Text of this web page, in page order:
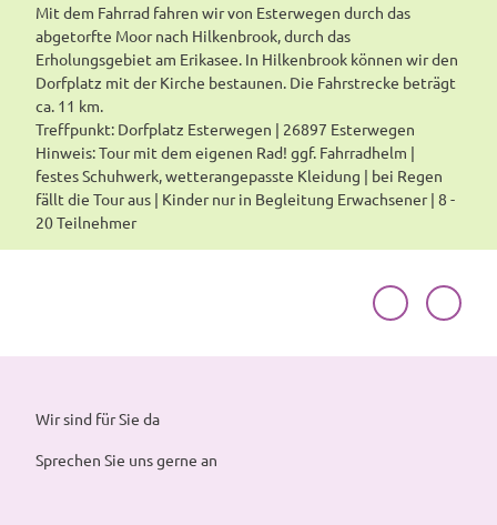
Mit dem Fahrrad fahren wir von Esterwegen durch das
abgetorfte Moor nach Hilkenbrook, durch das
Erholungsgebiet am Erikasee. In Hilkenbrook können wir den
Dorfplatz mit der Kirche bestaunen. Die Fahrstrecke beträgt
ca. 11 km.
Treffpunkt: Dorfplatz Esterwegen | 26897 Esterwegen
Hinweis: Tour mit dem eigenen Rad! ggf. Fahrradhelm |
festes Schuhwerk, wetterangepasste Kleidung | bei Regen
fällt die Tour aus | Kinder nur in Begleitung Erwachsener | 8 -
20 Teilnehmer
Wir sind für Sie da
Sprechen Sie uns gerne an